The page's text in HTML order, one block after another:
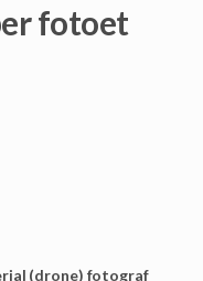
fotoet
(drone) fotograf